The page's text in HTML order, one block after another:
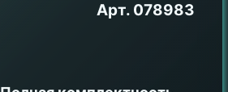
Арт. 078983